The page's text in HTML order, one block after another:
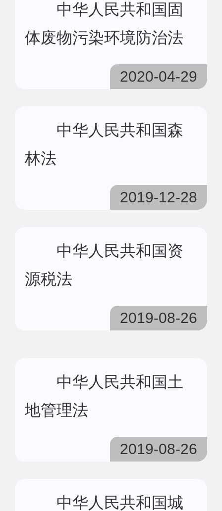
2020-04-29
中华人民共和国固
体废物污染环境防治法
2019-12-28
中华人民共和国森
林法
2019-08-26
中华人民共和国资
源税法
2019-08-26
中华人民共和国土
地管理法
中华人民共和国城